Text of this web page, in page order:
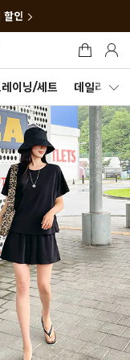
인
이닝/세트 데일리세트